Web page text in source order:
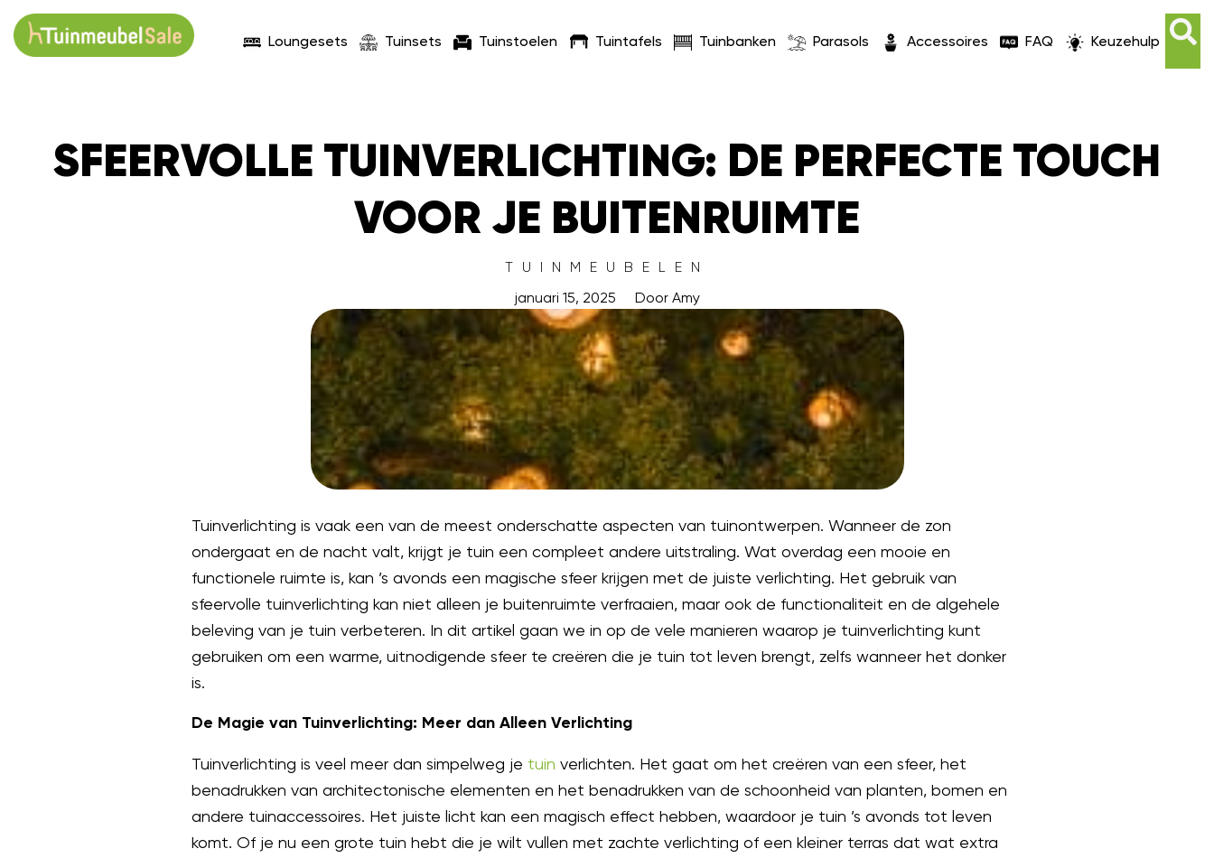
Loungesets Tuinsets Tuinstoelen Tuintafels Tuinbanken Parasols Accessoires FAQ Keuzehulp
SFEERVOLLE TUINVERLICHTING: DE PERFECTE TOUCH
VOOR JE BUITENRUIMTE
TUINMEUBELEN
januari 15, 2025
DoorAmy
Tuinverlichting is vaak een van de meest onderschatte aspecten van tuinontwerpen. Wanneer de zon
ondergaat en de nacht valt, krijgt je tuin een compleet andere uitstraling. Wat overdag een mooie en
functionele ruimte is, kan ’s avonds een magische sfeer krijgen met de juiste verlichting. Het gebruik van
sfeervolle tuinverlichting kan niet alleen je buitenruimte verfraaien, maar ook de functionaliteit en de algehele
beleving van je tuin verbeteren. In dit artikel gaan we in op de vele manieren waarop je tuinverlichting kunt
gebruiken om een warme, uitnodigende sfeer te creëren die je tuin tot leven brengt, zelfs wanneer het donker
is.
De Magie van Tuinverlichting: Meer dan Alleen Verlichting
Tuinverlichting is veel meer dan simpelweg je tuin verlichten. Het gaat om het creëren van een sfeer, het
benadrukken van architectonische elementen en het benadrukken van de schoonheid van planten, bomen en
andere tuinaccessoires. Het juiste licht kan een magisch effect hebben, waardoor je tuin ’s avonds tot leven
komt. Of je nu een grote tuin hebt die je wilt vullen met zachte verlichting of een kleiner terras dat wat extra